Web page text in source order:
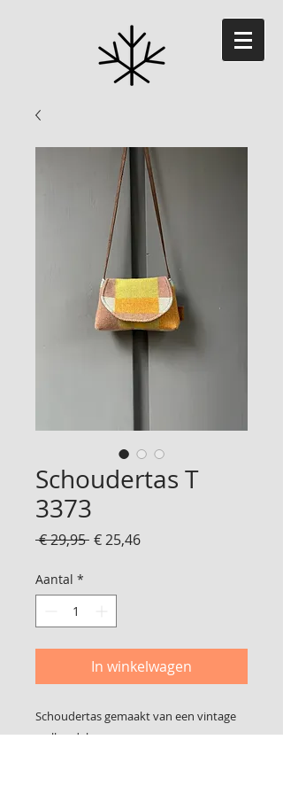
Schoudertas T
3373
€ 29,95 Normale
€ 25,46Verkoopprijs
Aantal *
In winkelwagen
Schoudertas gemaakt van een vintage
wollen deken